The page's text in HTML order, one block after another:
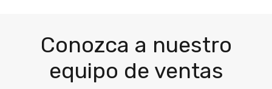
Conozca a nuestro
equipo de ventas